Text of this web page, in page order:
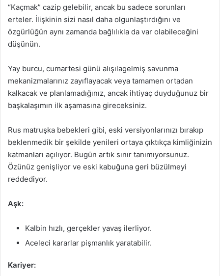
“Kaçmak” cazip gelebilir, ancak bu sadece sorunları
erteler. İlişkinin sizi nasıl daha olgunlaştırdığını ve
özgürlüğün aynı zamanda bağlılıkla da var olabileceğini
düşünün.
Yay burcu, cumartesi günü alışılagelmiş savunma
mekanizmalarınız zayıflayacak veya tamamen ortadan
kalkacak ve planlamadığınız, ancak ihtiyaç duyduğunuz bir
başkalaşımın ilk aşamasına gireceksiniz.
Rus matruşka bebekleri gibi, eski versiyonlarınızı bırakıp
beklenmedik bir şekilde yenileri ortaya çıktıkça kimliğinizin
katmanları açılıyor. Bugün artık sınır tanımıyorsunuz.
Özünüz genişliyor ve eski kabuğuna geri büzülmeyi
reddediyor.
Aşk:
Kalbin hızlı, gerçekler yavaş ilerliyor.
Aceleci kararlar pişmanlık yaratabilir.
Kariyer: